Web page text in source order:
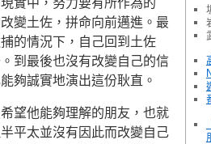
實中，努力要有所作為的
變土佐，拼命向前邁進。最
的情況下，自己回到土佐
到最後也沒有改變自己的信
夠誠實地演出這份耿直。
望他能夠理解的朋友，也就
平太並沒有因此而改變自己